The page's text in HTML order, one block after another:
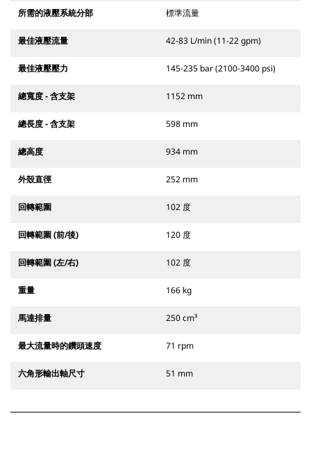
所需的液壓系統分部 標準流量
最佳液壓流量 42-83 L/min (11-22 gpm)
最佳液壓壓力 145-235 bar (2100-3400 psi)
總寬度 - 含支架 1152 mm
總長度 - 含支架 598 mm
總高度 934 mm
外殼直徑 252 mm
回轉範圍 102 度
回轉範圍 (前/後) 120 度
回轉範圍 (左/右) 102 度
重量 166 kg
馬達排量 250 cm³
最大流量時的鑽頭速度 71 rpm
六角形輸出軸尺寸 51 mm